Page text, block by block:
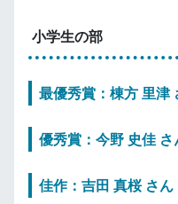
小学生の部
最優秀賞：棟方 里津
優秀賞：今野 史佳 さ
佳作：吉田 真桜 さん